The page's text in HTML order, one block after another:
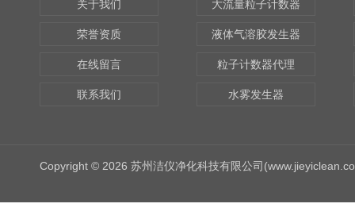
关于我们
荣誉资质
在线留言
联系我们
大流量粒子计数器
液体气溶胶发生器
粒子计数器代理
水雾发生器
Copyright © 2026 苏州洁仪净化科技有限公司